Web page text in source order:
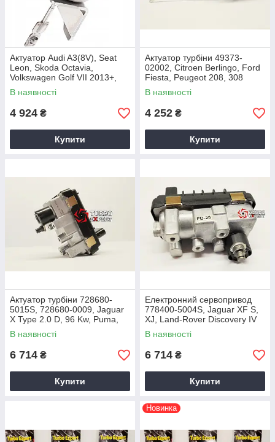
Актуатор Audi A3(8V), Seat
Leon, Skoda Octavia,
Volkswagen Golf VII 2013+,
2.0 TDI CUPA, CUNA
В наявності
4 924 ₴
Купити
Актуатор турбіни 49373-
02002, Citroen Berlingo, Ford
Fiesta, Peugeot 208, 308
1.6HDi, DV6DTED M, 0375R0,
2008+
В наявності
4 252 ₴
Купити
Актуатор турбіни 728680-
5015S, 728680-0009, Jaguar
X Type 2.0 D, 96 Kw, Puma,
4S7Q6K682EE, 1415651,
2003+
В наявності
6 714 ₴
Купити
Електронний сервопривод
778400-5004S, Jaguar XF S,
XJ, Land-Rover Discovery IV
3.0D, ANV6D, LR056369,
2009+
В наявності
6 714 ₴
Купити
Новинка